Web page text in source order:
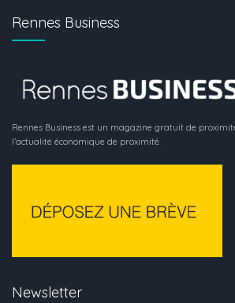
Rennes Business
Rennes Business est un magazine gratuit de
l’actualité économique de proximité.
Newsletter